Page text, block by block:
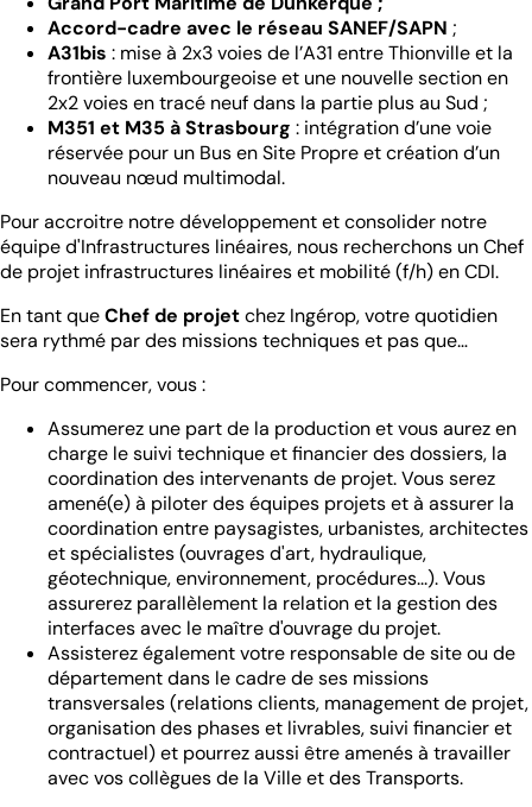
Accord-cadre avec le réseau SANEF/SAPN ;
A31bis : mise à 2x3 voies de l’A31 entre Thionville et la
frontière luxembourgeoise et une nouvelle section en
2x2 voies en tracé neuf dans la partie plus au Sud ;
M351 et M35 à Strasbourg : intégration d’une voie
réservée pour un Bus en Site Propre et création d’un
nouveau nœud multimodal.
Pour accroitre notre développement et consolider notre
équipe d'Infrastructures linéaires, nous recherchons un Chef
de projet infrastructures linéaires et mobilité (f/h) en CDI.
En tant queChef de projetchez Ingérop, votre quotidien
sera rythmé par des missions techniques et pas que…
Pour commencer, vous :
Assumerez une part de la production et vous aurez en
charge le suivi technique et financier des dossiers, la
coordination des intervenants de projet. Vous serez
amené(e) à piloter des équipes projets et à assurer la
coordination entre paysagistes, urbanistes, architectes
et spécialistes (ouvrages d'art, hydraulique,
géotechnique, environnement, procédures...). Vous
assurerez parallèlement la relation et la gestion des
interfaces avec le maître d'ouvrage du projet.
Assisterez également votre responsable de site ou de
département dans le cadre de ses missions
transversales (relations clients, management de projet,
organisation des phases et livrables, suivi financier et
contractuel) et pourrez aussi être amenés à travailler
avec vos collègues de la Ville et des Transports.